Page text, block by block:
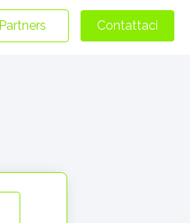
Partners Contattaci